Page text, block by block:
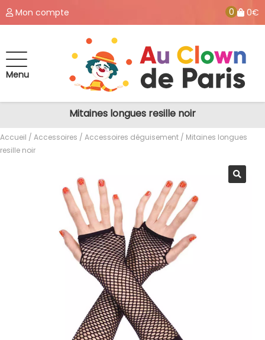
Mon compte 0 0€
Menu
Mitaines longues resille noir
Accueil / Accessoires / Accessoires déguisement / Mitaines longues
resille noir